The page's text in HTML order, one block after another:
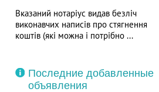
Вказаний нотаріус видав безліч
виконавчих написів про стягнення
коштів (які можна і потрібно ...
Последние добавленные
объявления